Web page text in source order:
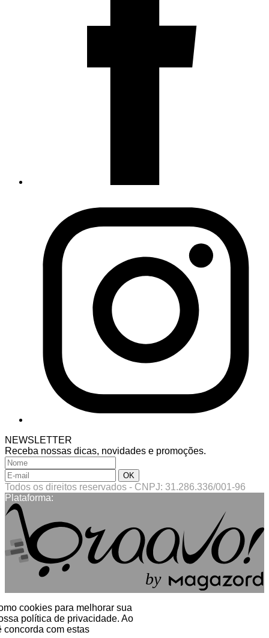
NEWSLETTER
Receba nossas dicas, novidades e promoções.
Todos os direitos reservados - CNPJ: 31.286.336/001-96
Plataforma:
by
cookies para melhorar sua
política de privacidade. Ao
concorda com estas